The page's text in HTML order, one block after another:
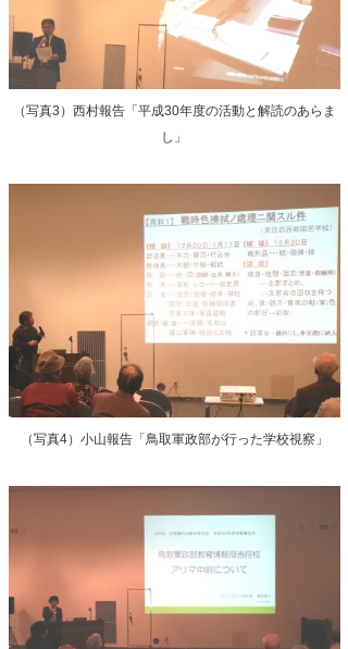
（写真3）西村報告「平成30年度の活動と解読のあらま
し」
（写真4）小山報告「鳥取軍政部が行った学校視察」